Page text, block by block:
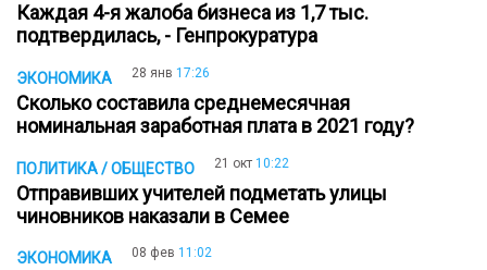
Каждая 4-я жалоба бизнеса из 1,7 тыс.
подтвердилась, - Генпрокуратура
ЭКОНОМИКА 28 янв 17:26
Cколько составила среднемесячная
номинальная заработная плата в 2021 году?
ПОЛИТИКА / ОБЩЕСТВО 21 окт 10:22
Отправивших учителей подметать улицы
чиновников наказали в Семее
ЭКОНОМИКА 08 фев 11:02